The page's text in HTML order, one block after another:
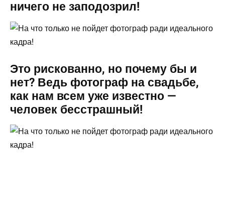
ничего не заподозрил!
Это рискованно, но почему бы и
нет? Ведь фотограф на свадьбе,
как нам всем уже известно —
человек бесстрашный!